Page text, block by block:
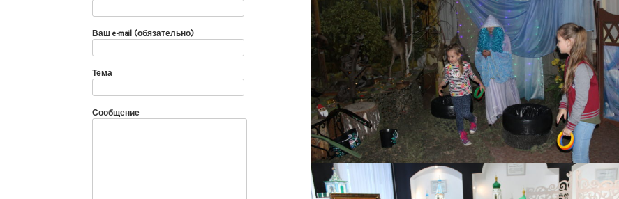
Ваш e-mail (обязательно)
Тема
Сообщение